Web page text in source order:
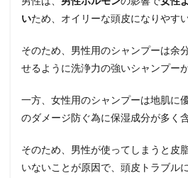
毛・
薄毛
頭皮
のニ
2.4
フ
み
いため、オイリーな頭皮になりやす
そのため、男性用のシャンプーは余
せるように洗浄力の強いシャンプー
一方、女性用のシャンプーは地肌に
のダメージ防ぐ為に保湿成分が多く
そのため、男性が使ってしまうと皮
いないことが原因で、頭皮トラブル